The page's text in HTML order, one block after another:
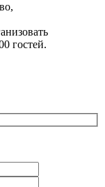
гостей.